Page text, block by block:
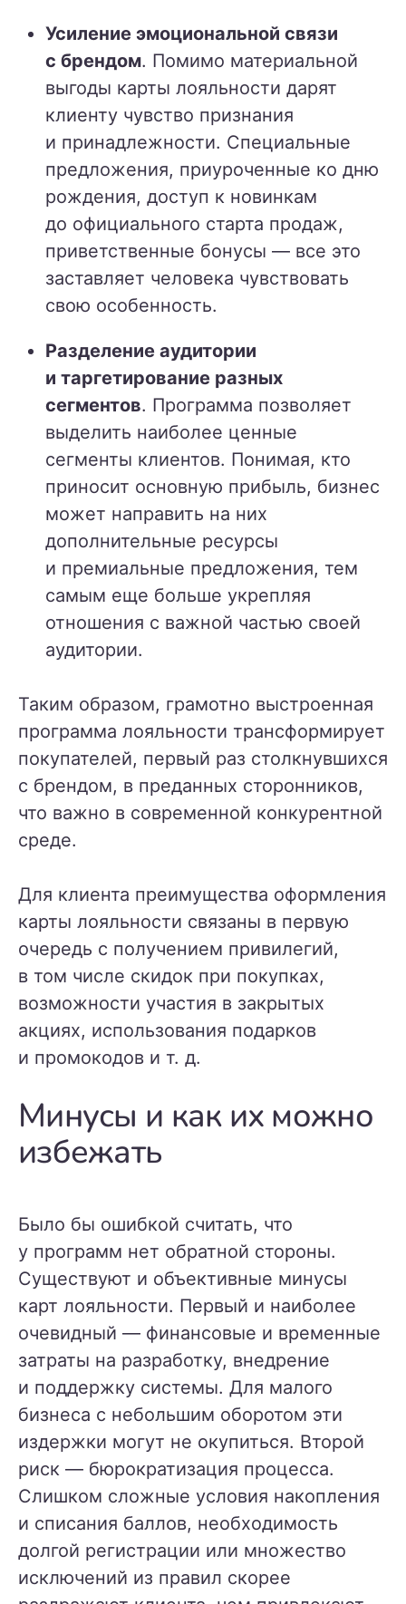
Усиление эмоциональной связи
с брендом. Помимо материальной
выгоды карты лояльности дарят
клиенту чувство признания
и принадлежности. Специальные
предложения, приуроченные ко дню
рождения, доступ к новинкам
до официального старта продаж,
приветственные бонусы — все это
заставляет человека чувствовать
свою особенность.
Разделение аудитории
и таргетирование разных
сегментов. Программа позволяет
выделить наиболее ценные
сегменты клиентов. Понимая, кто
приносит основную прибыль, бизнес
может направить на них
дополнительные ресурсы
и премиальные предложения, тем
самым еще больше укрепляя
отношения с важной частью своей
аудитории.
Таким образом, грамотно выстроенная
программа лояльности трансформирует
покупателей, первый раз столкнувшихся
с брендом, в преданных сторонников,
что важно в современной конкурентной
среде.
Для клиента преимущества оформления
карты лояльности связаны в первую
очередь с получением привилегий,
в том числе скидок при покупках,
возможности участия в закрытых
акциях, использования подарков
и промокодов и т. д.
Минусы и как их можно
избежать
Было бы ошибкой считать, что
у программ нет обратной стороны.
Существуют и объективные минусы
карт лояльности. Первый и наиболее
очевидный — финансовые и временные
затраты на разработку, внедрение
и поддержку системы. Для малого
бизнеса с небольшим оборотом эти
издержки могут не окупиться. Второй
риск — бюрократизация процесса.
Слишком сложные условия накопления
и списания баллов, необходимость
долгой регистрации или множество
исключений из правил скорее